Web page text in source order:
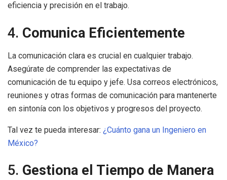
eficiencia y precisión en el trabajo.
4. Comunica Eficientemente
La comunicación clara es crucial en cualquier trabajo.
Asegúrate de comprender las expectativas de
comunicación de tu equipo y jefe. Usa correos electrónicos,
reuniones y otras formas de comunicación para mantenerte
en sintonía con los objetivos y progresos del proyecto.
Tal vez te pueda interesar: ¿Cuánto gana un Ingeniero en
México?
5. Gestiona el Tiempo de Manera